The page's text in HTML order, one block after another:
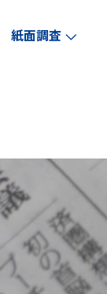
紙面調査 arrow_forward_ios